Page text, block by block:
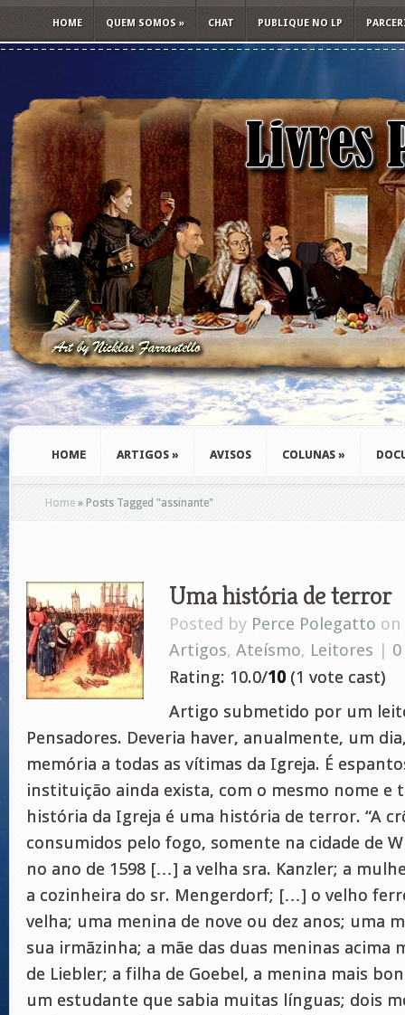
HOME QUEM SOMOS » CHAT PUBLIQUE NO LP
HOME ARTIGOS » AVISOS COLUNAS »
Home » Posts Tagged "assinante"
Uma história de terror
Posted by Perce Polegatto on
Artigos, Ateísmo, Leitores |
Rating: 10.0/10 (1 vote cast)
Artigo submetido por um
Pensadores. Deveria haver, anualmente, um
memória a todas as vítimas da Igreja. É
instituição ainda exista, com o mesmo nome e
história da Igreja é uma história de terror. “A
consumidos pelo fogo, somente na cidade de
no ano de 1598 […] a velha sra. Kanzler; a
a cozinheira do sr. Mengerdorf; […] o velho
velha; uma menina de nove ou dez anos; uma
sua irmãzinha; a mãe das duas meninas acima
de Liebler; a filha de Goebel, a menina mais
um estudante que sabia muitas línguas; dois